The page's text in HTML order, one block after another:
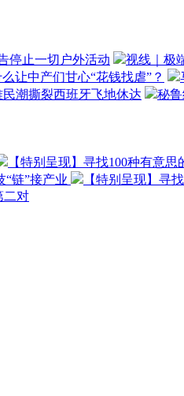
停止一切户外活动 视线｜极
让中产们甘心“花钱找虐”？
民潮撕裂西班牙飞地休达
秘
【特别呈现】寻找100种有意思
“链”接产业
【特别呈现】寻
二对